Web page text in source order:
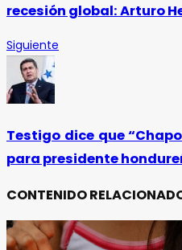
recesión global: Arturo
Siguiente
Testigo dice que
para presidente
CONTENIDO